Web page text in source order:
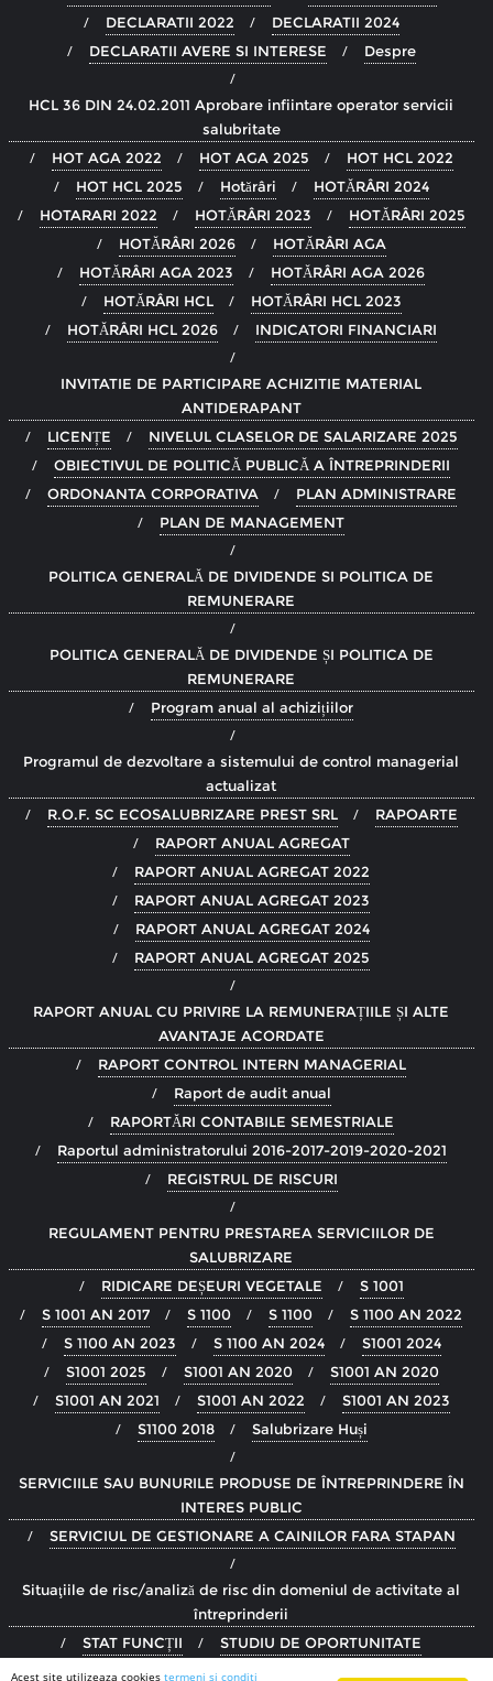
DECLARATII 2022
DECLARATII 2024
DECLARATII AVERE SI INTERESE
Despre
HCL 36 DIN 24.02.2011 Aprobare infiintare operator servicii
salubritate
HOT AGA 2022
HOT AGA 2025
HOT HCL 2022
HOT HCL 2025
Hotărâri
HOTĂRÂRI 2024
HOTARARI 2022
HOTĂRÂRI 2023
HOTĂRÂRI 2025
HOTĂRÂRI 2026
HOTĂRÂRI AGA
HOTĂRÂRI AGA 2023
HOTĂRÂRI AGA 2026
HOTĂRÂRI HCL
HOTĂRÂRI HCL 2023
HOTĂRÂRI HCL 2026
INDICATORI FINANCIARI
INVITATIE DE PARTICIPARE ACHIZITIE MATERIAL
ANTIDERAPANT
LICENȚE
NIVELUL CLASELOR DE SALARIZARE 2025
OBIECTIVUL DE POLITICĂ PUBLICĂ A ÎNTREPRINDERII
ORDONANTA CORPORATIVA
PLAN ADMINISTRARE
PLAN DE MANAGEMENT
POLITICA GENERALĂ DE DIVIDENDE SI POLITICA DE
REMUNERARE
POLITICA GENERALĂ DE DIVIDENDE ȘI POLITICA DE
REMUNERARE
Program anual al achizițiilor
Programul de dezvoltare a sistemului de control managerial
actualizat
R.O.F. SC ECOSALUBRIZARE PREST SRL
RAPOARTE
RAPORT ANUAL AGREGAT
RAPORT ANUAL AGREGAT 2022
RAPORT ANUAL AGREGAT 2023
RAPORT ANUAL AGREGAT 2024
RAPORT ANUAL AGREGAT 2025
RAPORT ANUAL CU PRIVIRE LA REMUNERAȚIILE ȘI ALTE
AVANTAJE ACORDATE
RAPORT CONTROL INTERN MANAGERIAL
Raport de audit anual
RAPORTĂRI CONTABILE SEMESTRIALE
Raportul administratorului 2016-2017-2019-2020-2021
REGISTRUL DE RISCURI
REGULAMENT PENTRU PRESTAREA SERVICIILOR DE
SALUBRIZARE
RIDICARE DEȘEURI VEGETALE
S 1001
S 1001 AN 2017
S 1100 S 1100
S 1100 AN 2022
S 1100 AN 2023
S 1100 AN 2024
S1001 2024
S1001 2025
S1001 AN 2020
S1001 AN 2020
S1001 AN 2021
S1001 AN 2022
S1001 AN 2023
S1100 2018
Salubrizare Huși
SERVICIILE SAU BUNURILE PRODUSE DE ÎNTREPRINDERE ÎN
INTERES PUBLIC
SERVICIUL DE GESTIONARE A CAINILOR FARA STAPAN
Situaţiile de risc/analiză de risc din domeniul de activitate al
întreprinderii
STAT FUNCȚII
STUDIU DE OPORTUNITATE
Termeni si Conditii
Acest site utilizeaza cookies termeni si conditi